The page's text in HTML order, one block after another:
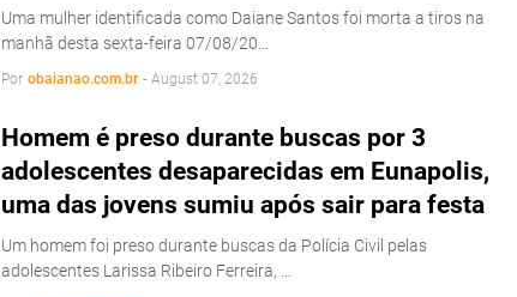
Uma mulher identificada como Daiane Santos foi morta a tiros na
manhã desta sexta-feira 07/08/20…
Por obaianao.com.br - August 07, 2026
Homem é preso durante buscas por 3
adolescentes desaparecidas em Eunapolis,
uma das jovens sumiu após sair para festa
Um homem foi preso durante buscas da Polícia Civil pelas
adolescentes Larissa Ribeiro Ferreira, …